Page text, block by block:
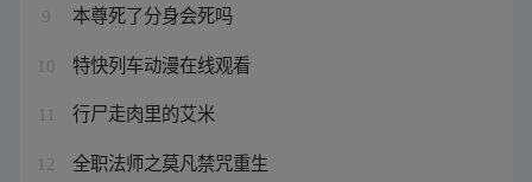
9 本尊死了分身会死吗
10 特快列车动漫在线观看
行尸走肉里的艾米
12 全职法师之莫凡禁咒重生